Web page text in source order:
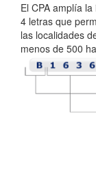
El CPA amplía
4 letras que
las localidades
menos de 500